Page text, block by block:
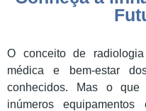
O conceito de
médica e bem-estar
conhecidos. Mas o
inúmeros